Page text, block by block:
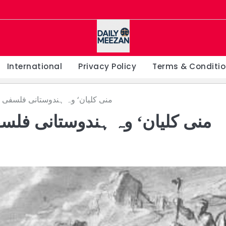
International Privacy Policy Terms &
’منی کلیان‘ وہ ہندوستانی